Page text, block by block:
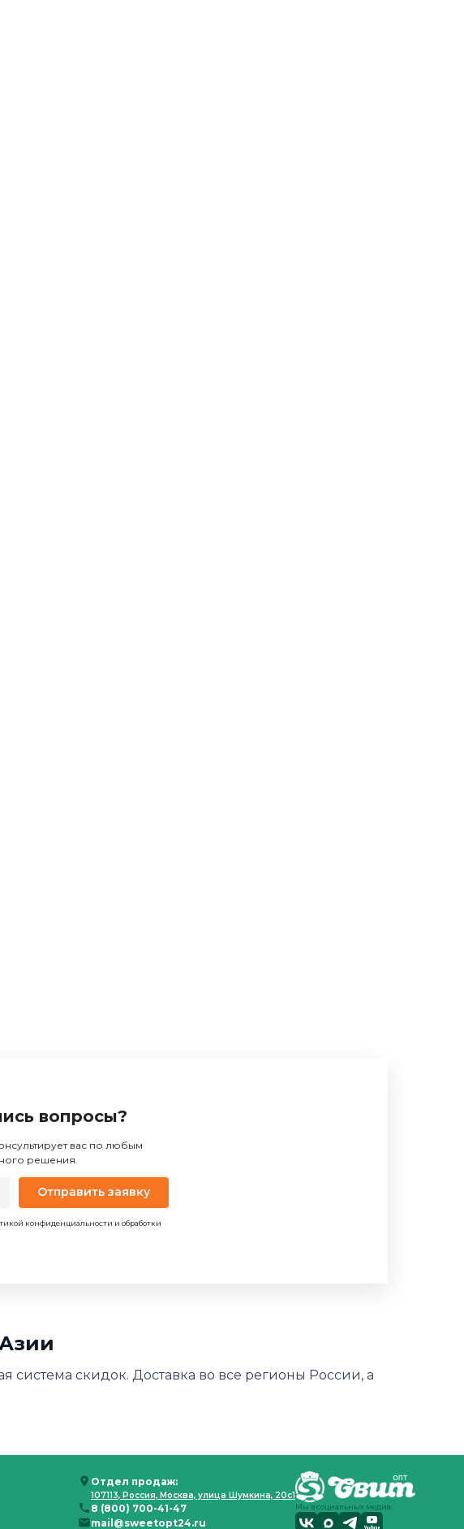
вопросы?
вас по любым
решения.
Отправить заявку
конфиденциальности и обработки
система скидок. Доставка во все регионы России, а
Отдел продаж:
107113, Россия, Москва, улица Шумкина, 20с1
8 (800) 700-41-47
mail@sweetopt24.ru
Мы в социальных медиа: